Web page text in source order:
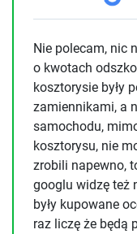
Nie polecam, nic
o kwotach
kosztorysie były
zamiennikami, a
samochodu,
kosztorysu, nie
zrobili napewno,
googlu widzę też
były kupowane
raz liczę że będą